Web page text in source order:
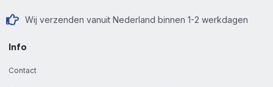
Wij verzenden vanuit Nederland binnen 1-2 werkdagen
Info
Contact